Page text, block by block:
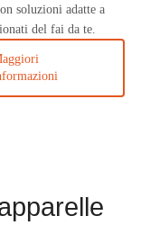
soluzioni adatte a
del fai da te.